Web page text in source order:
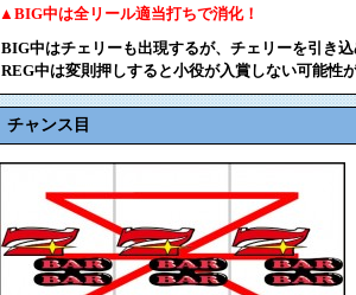
▲BIG中は全リール適当打ちで消化！
BIG中はチェリーも出現するが、チェリーを引き
REG中は変則押しすると小役が入賞しない可能性
チャンス目